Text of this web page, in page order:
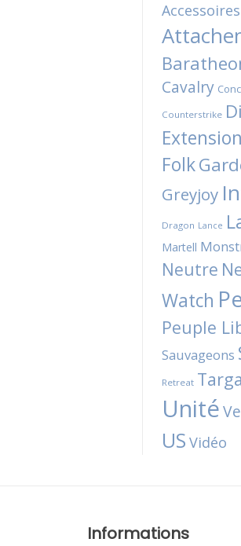
Accessoires
Cavalry
Counterstrike
Extension
Folk
Greyjoy
Dragon Lance
Martell
Neutre
Watch
Peuple
Sauvageons
Retreat
Unité
US Vidéo
Informations